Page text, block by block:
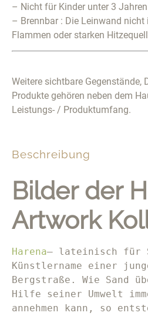
Beschreibung
Bilder der
Artwork
Harena– lateinisch für
Künstlername einer
Bergstraße. Wie Sand
Hilfe seiner Umwelt
annehmen kann, so
– Nicht für Kinder unter 3
– Brennbar : Die Leinwand
Flammen oder starken
Weitere sichtbare Gegenstände,
Produkte gehören neben dem
Leistungs- / Produktumfang.